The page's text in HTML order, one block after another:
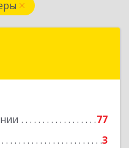
77
3
Подробнее